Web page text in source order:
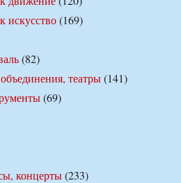
искусство(169)
(82)
театры(141)
(69)
концерты(233)